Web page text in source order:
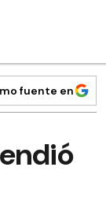
fuente en